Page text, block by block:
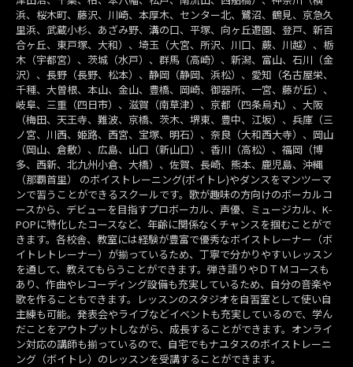
浜、桜木町、藤沢、川崎、本厚木、センター北、鷺沼、鶴見、京急久
里浜、武蔵小杉、あざみ野、溝の口、平塚、向ヶ丘遊園、登戸、新百
合ヶ丘、東戸塚、大和）、埼玉（大宮、所沢、川口、蕨、川越）、栃
木（宇都宮）、茨城（水戸）、群馬（高崎）、新潟、富山、石川（金
沢）、長野（長野、松本）、静岡（静岡、浜松）、愛知（名古屋栄、
千種、大曽根、本山、金山、豊橋、岡崎、御器所、一宮、藤が丘）、
岐阜、三重（四日市）、滋賀（南草津）、京都（四条烏丸）、大阪
（梅田、天王寺、難波、京橋、茨木、堺東、豊中、江坂）、兵庫（三
ノ宮、川西、姫路、西宮、宝塚、明石）、奈良（大和西大寺）、岡山
（岡山、倉敷）、広島、山口（新山口）、香川（高松）、福岡（博
多、西新、北九州小倉、大橋）、佐賀、長崎、熊本、鹿児島、沖縄
（那覇首里） のボイストレーニング(ボイトレ)やダンスをマンツーマ
ンで習うことができるスクールです。歌が趣味の方向けのボーカルコ
ースから、デビューを目指すプロボーカル、声優、ミュージカル、K-
POPに特化したコースなど、年齢に関係なくチャンスを掴むことがで
きます。各校舎、教室には経験が豊富で優秀なボイストレーナー（ボ
イトレトレーナー）が揃っているため、丁寧で分かりやすいレッスン
を通して、教えてもらうことができます。弾き語りやＤＴＭコースも
あり、作曲やレコーディング設備も充実しているため、自分の音楽や
歌を作ることもできます。レッスンのスタジオを自習室として使い自
主練も可能。発表会やライブなどイベントも充実しているので、学ん
だことをアウトプットしながら、成長することができます。オンライ
ン対応の講師も揃っているので、自宅でもナユタスのボイストレーニ
ング（ボイトレ）のレッスンを受講することができます。